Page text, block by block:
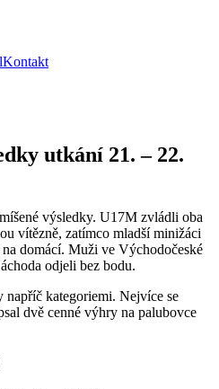
Kontakt
utkání 21. – 22.
výsledky. U17M zvládli oba
vítězně, zatímco mladší minižáci
domácí. Muži ve Východočeské
odjeli bez bodu.
kategoriemi. Nejvíce se
dvě cenné výhry na palubovce